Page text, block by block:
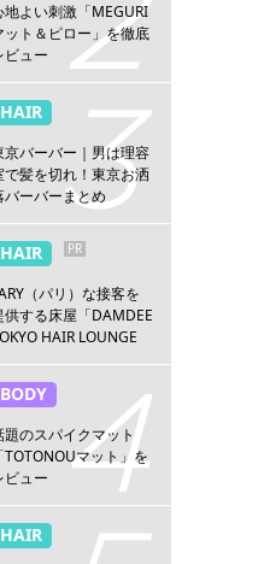
地よい刺激「MEGURI
ット＆ピロー」を徹底
ビュー
HAIR
京バーバー｜男は理容
で髪を切れ！東京お洒
バーバーまとめ
HAIR PR
（パリ）な接客を
供する床屋「DAMDEE
HAIR LOUNGE
BODY
題のスパイクマット
「TOTONOUマット」を
ビュー
HAIR